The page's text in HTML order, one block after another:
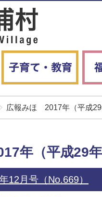
広報みほ 2017年（平成
年（平成29
12月号（No.669）